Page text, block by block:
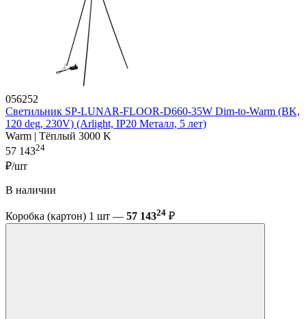
056252
Светильник SP-LUNAR-FLOOR-D660-35W Dim-to-Warm (BK,
120 deg, 230V) (Arlight, IP20 Металл, 5 лет)
Warm | Тёплый 3000 K
57 14324
₽/шт
В наличии
Коробка (картон) 1 шт — 57 14324 ₽